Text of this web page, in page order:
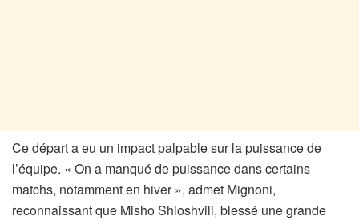
Ce départ a eu un impact palpable sur la puissance de
l’équipe. « On a manqué de puissance dans certains
matchs, notamment en hiver », admet Mignoni,
reconnaissant que Misho Shioshvili, blessé une grande